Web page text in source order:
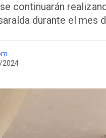
continuarán
durante el mes
2024